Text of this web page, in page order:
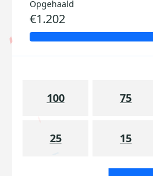
Opgehaald
€1.202
100 75
25 15